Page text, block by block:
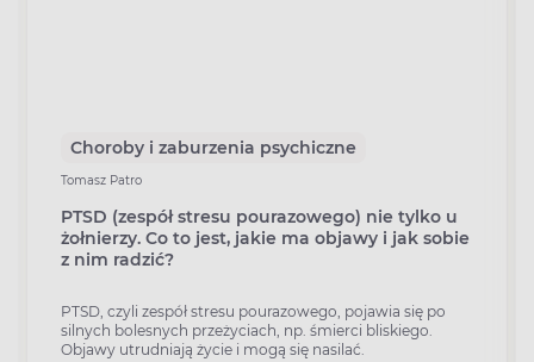
Choroby i zaburzenia psychiczne
Tomasz Patro
PTSD (zespół stresu pourazowego) nie tylko u
żołnierzy. Co to jest, jakie ma objawy i jak sobie
z nim radzić?
PTSD, czyli zespół stresu pourazowego, pojawia się po
silnych bolesnych przeżyciach, np. śmierci bliskiego.
Objawy utrudniają życie i mogą się nasilać.